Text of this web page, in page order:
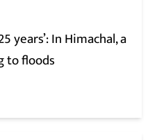
years’: In Himachal, a
to floods